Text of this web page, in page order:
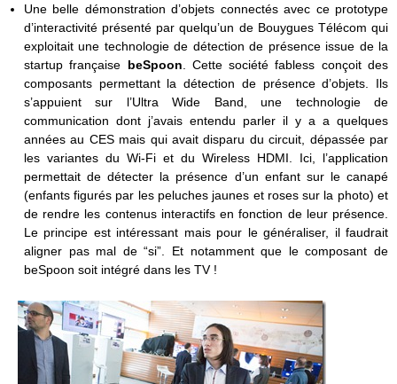
Une belle démonstration d’objets connectés avec ce prototype
d’interactivité présenté par quelqu’un de Bouygues Télécom qui
exploitait une technologie de détection de présence issue de la
startup française beSpoon . Cette société fabless conçoit des
composants permettant la détection de présence d’objets. Ils
s’appuient sur l’Ultra Wide Band, une technologie de
communication dont j’avais entendu parler il y a a quelques
années au CES mais qui avait disparu du circuit, dépassée par
les variantes du Wi-Fi et du Wireless HDMI. Ici, l’application
permettait de détecter la présence d’un enfant sur le canapé
(enfants figurés par les peluches jaunes et roses sur la photo) et
de rendre les contenus interactifs en fonction de leur présence.
Le principe est intéressant mais pour le généraliser, il faudrait
aligner pas mal de “si”. Et notamment que le composant de
beSpoon soit intégré dans les TV !